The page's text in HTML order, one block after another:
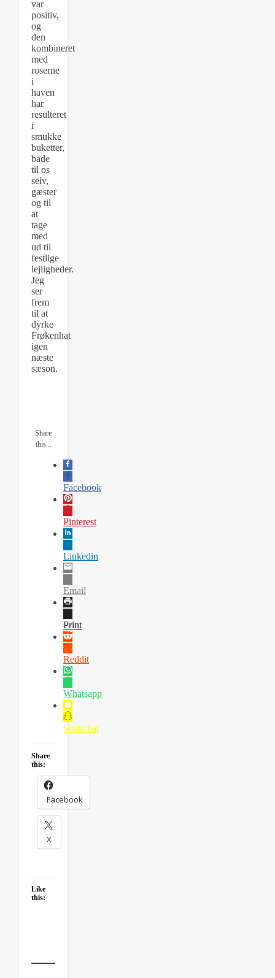
var
positiv,
og
den
kombineret
med
roserne
i
haven
har
resulteret
i
smukke
buketter,
både
til os
selv,
gæster
og til
at
tage
med
ud til
festlige
lejligheder.
Jeg
ser
frem
til at
dyrke
Frøkenhat
igen
næste
sæson.
Share
this...
Facebook
Pinterest
Linkedin
Email
Print
Reddit
Whatsapp
Snapchat
Share
this:
Facebook
X
Like
this: